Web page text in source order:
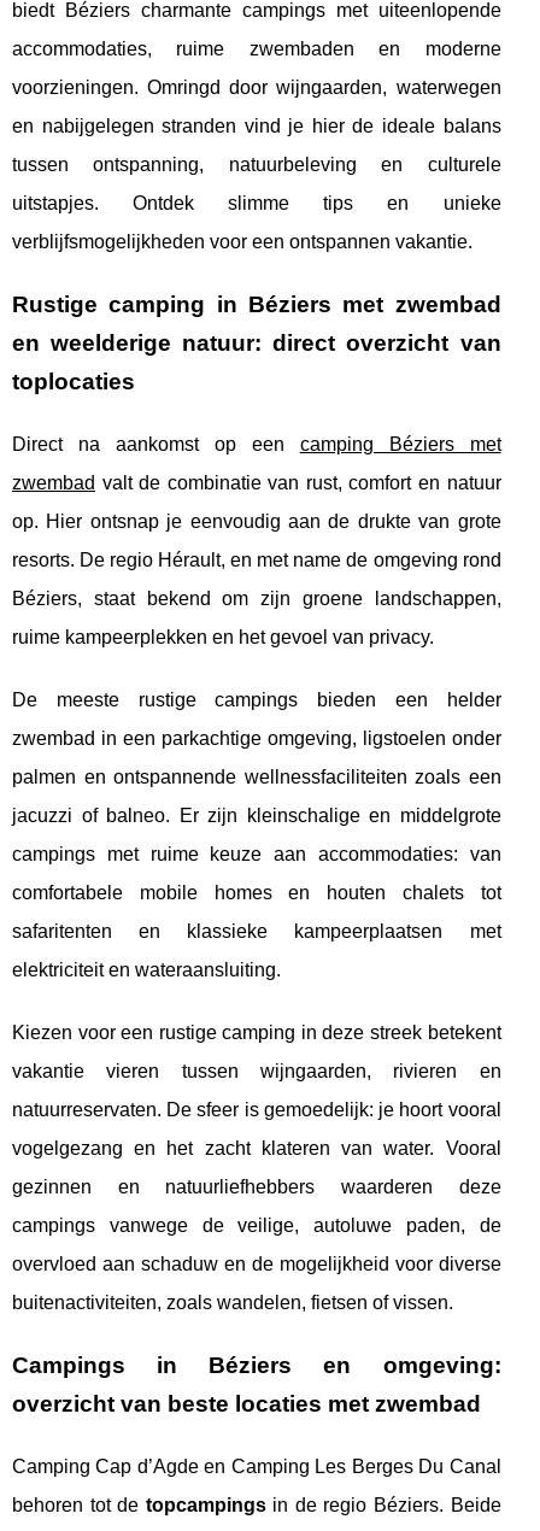
biedt Béziers charmante campings met uiteenlopende
accommodaties, ruime zwembaden en moderne
voorzieningen. Omringd door wijngaarden, waterwegen
en nabijgelegen stranden vind je hier de ideale balans
tussen ontspanning, natuurbeleving en culturele
uitstapjes. Ontdek slimme tips en unieke
verblijfsmogelijkheden voor een ontspannen vakantie.
Rustige camping in Béziers met zwembad
en weelderige natuur: direct overzicht van
toplocaties
Direct na aankomst op een camping Béziers met
zwembad valt de combinatie van rust, comfort en natuur
op. Hier ontsnap je eenvoudig aan de drukte van grote
resorts. De regio Hérault, en met name de omgeving rond
Béziers, staat bekend om zijn groene landschappen,
ruime kampeerplekken en het gevoel van privacy.
De meeste rustige campings bieden een helder
zwembad in een parkachtige omgeving, ligstoelen onder
palmen en ontspannende wellnessfaciliteiten zoals een
jacuzzi of balneo. Er zijn kleinschalige en middelgrote
campings met ruime keuze aan accommodaties: van
comfortabele mobile homes en houten chalets tot
safaritenten en klassieke kampeerplaatsen met
elektriciteit en wateraansluiting.
Kiezen voor een rustige camping in deze streek betekent
vakantie vieren tussen wijngaarden, rivieren en
natuurreservaten. De sfeer is gemoedelijk: je hoort vooral
vogelgezang en het zacht klateren van water. Vooral
gezinnen en natuurliefhebbers waarderen deze
campings vanwege de veilige, autoluwe paden, de
overvloed aan schaduw en de mogelijkheid voor diverse
buitenactiviteiten, zoals wandelen, fietsen of vissen.
Campings in Béziers en omgeving:
overzicht van beste locaties met zwembad
Camping Cap d’Agde en Camping Les Berges Du Canal
behoren tot de topcampingsin de regio Béziers. Beide